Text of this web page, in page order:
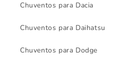
Chuventos para Dacia
Chuventos para Daihatsu
Chuventos para Dodge